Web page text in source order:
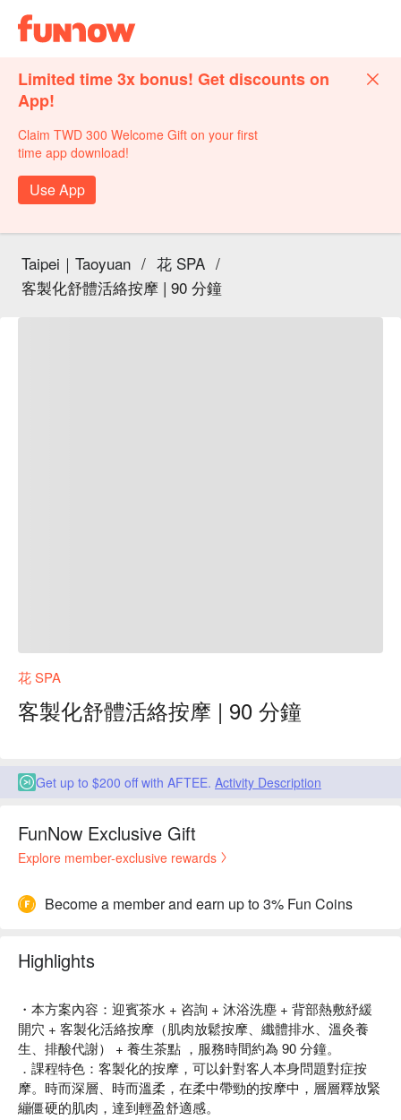
Limited time 3x bonus! Get discounts on
App!
Claim TWD 300 Welcome Gift on your first
time app download!
Use App
Taipei｜Taoyuan / 花 SPA /
客製化舒體活絡按摩 | 90 分鐘
花 SPA
客製化舒體活絡按摩 | 90 分鐘
Get up to $200 off with AFTEE. Activity Description
FunNow Exclusive Gift
Explore member-exclusive rewards
Become a member and earn up to 3% Fun Coins
Highlights
・本方案內容：迎賓茶水 + 咨詢 + 沐浴洗塵 + 背部熱敷紓緩
開穴 + 客製化活絡按摩（肌肉放鬆按摩、纖體排水、溫灸養
生、排酸代謝） + 養生茶點 ，服務時間約為 90 分鐘。
．課程特色：客製化的按摩，可以針對客人本身問題對症按
摩。時而深層、時而溫柔，在柔中帶勁的按摩中，層層釋放緊
繃僵硬的肌肉，達到輕盈舒適感。